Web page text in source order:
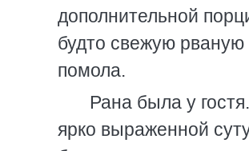
дополнительной
будто свежую рваную
помола.
Рана была у
ярко выраженной